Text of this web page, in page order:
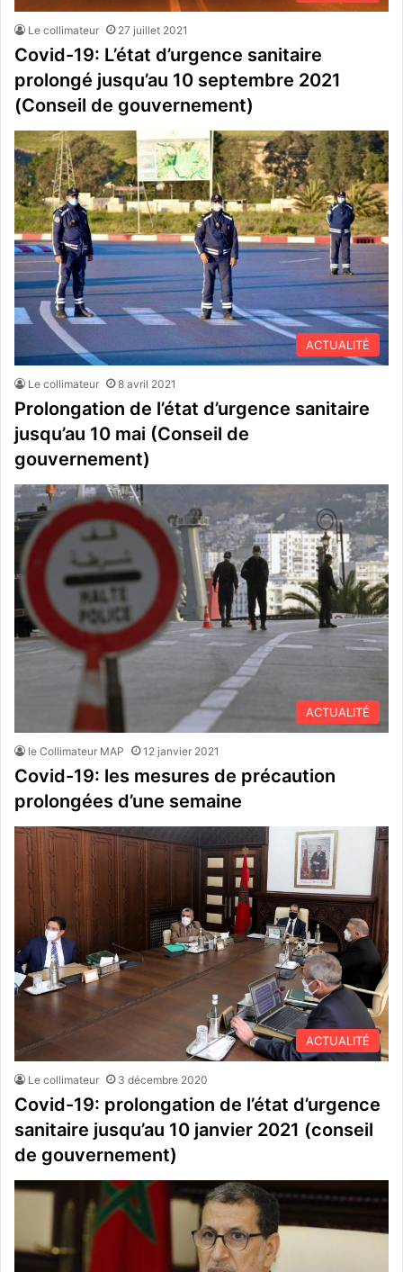
Le collimateur 27 juillet 2021
Covid-19: L’état d’urgence sanitaire
prolongé jusqu’au 10 septembre 2021
(Conseil de gouvernement)
ACTUALITÉ
Le collimateur 8 avril 2021
Prolongation de l’état d’urgence sanitaire
jusqu’au 10 mai (Conseil de
gouvernement)
ACTUALITÉ
le Collimateur MAP 12 janvier 2021
Covid-19: les mesures de précaution
prolongées d’une semaine
ACTUALITÉ
Le collimateur 3 décembre 2020
Covid-19: prolongation de l’état d’urgence
sanitaire jusqu’au 10 janvier 2021 (conseil
de gouvernement)